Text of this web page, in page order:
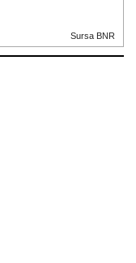
Sursa BNR